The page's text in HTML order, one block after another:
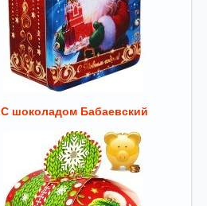
С шоколадом Бабаевский